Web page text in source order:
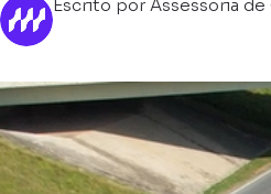
Escrito por Assessoria